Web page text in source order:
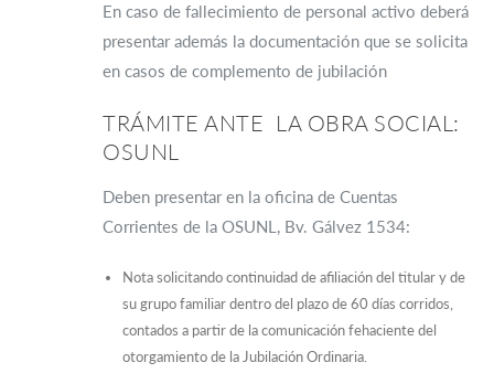
En caso de fallecimiento de personal activo deberá
presentar además la documentación que se solicita
en casos de complemento de jubilación
TRÁMITE ANTE LA OBRA SOCIAL:
OSUNL
Deben presentar en la oficina de Cuentas
Corrientes de la OSUNL, Bv. Gálvez 1534:
Nota solicitando continuidad de afiliación del titular y de
su grupo familiar dentro del plazo de 60 días corridos,
contados a partir de la comunicación fehaciente del
otorgamiento de la Jubilación Ordinaria.